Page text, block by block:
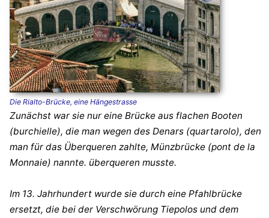
Die Rialto-Brücke, eine Hängestrasse
Zunächst war sie nur eine Brücke aus flachen Booten
(burchielle), die man wegen des Denars (quartarolo), den
man für das Überqueren zahlte, Münzbrücke (pont de la
Monnaie) nannte. überqueren musste.
Im 13. Jahrhundert wurde sie durch eine Pfahlbrücke
ersetzt, die bei der Verschwörung Tiepolos und dem